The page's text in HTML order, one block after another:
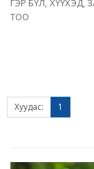
ГЭР БҮЛ, ХҮҮХЭД,
ТОО
Хуудас: 1